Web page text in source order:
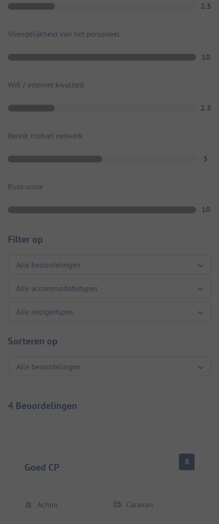
2.5
Vriendelijkheid van het personeel
10
Wifi / internet kwaliteit
2.5
Bereik mobiel netwerk
5
Rust-score
10
Filter op
Sorteren op
4 Beoordelingen
Goed CP 8
Achim Caravan